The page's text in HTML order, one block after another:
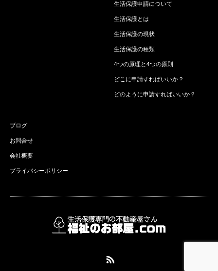
生活保護申請について
生活保護とは
生活保護の現状
生活保護の種類
4つの原理と4つの原則
どこに申請すればいいか？
どのように申請すればいいか？
ブログ
お問合せ
会社概要
プライバシーポリシー